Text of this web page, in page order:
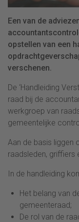
Een van de
opstellen van een
verschenen.
De ‘Handleiding
raad bij de
werkgroep van
gemeentelijke
Aan de basis liggen
raadsleden, griffiers
In de handleiding
Het belang van
gemeenteraad;
De rol van de